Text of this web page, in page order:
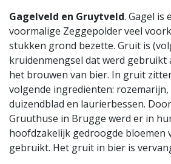
Gagelveld en Gruytveld. Gagel is
voormalige Zeggepolder veel
stukken grond bezette. Gruit is
kruidenmengsel dat werd gebruikt
het brouwen van bier. In gruit
volgende ingrediënten: rozemarijn,
duizendblad en laurierbessen.
Gruuthuse in Brugge werd er in
hoofdzakelijk gedroogde bloemen
gebruikt. Het gruit in bier is